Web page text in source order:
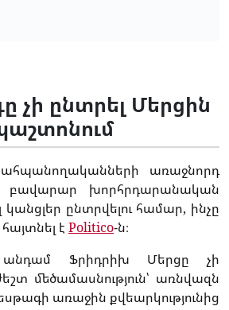
չի ընտրել Մերցին
առաջնորդ
բավարար խորհրդարանական
ընտրվելու համար, ինչը
է Politico-ն։
անդամ Ֆրիդրիխ Մերցը չի
մեծամասնություն՝ առնվազն
առաջին քվեարկությունից